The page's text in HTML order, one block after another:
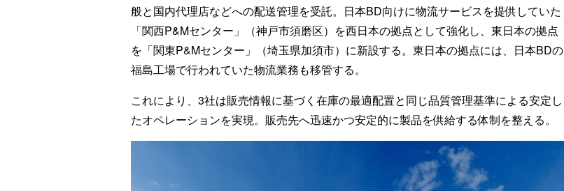
般と国内代理店などへの配送管理を受託。日本BD向けに物流サービスを提供していた
「関西P&Mセンター」（神戸市須磨区）を西日本の拠点として強化し、東日本の拠点
を「関東P&Mセンター」（埼玉県加須市）に新設する。東日本の拠点には、日本BDの
福島工場で行われていた物流業務も移管する。
これにより、3社は販売情報に基づく在庫の最適配置と同じ品質管理基準による安定し
たオペレーションを実現。販売先へ迅速かつ安定的に製品を供給する体制を整える。